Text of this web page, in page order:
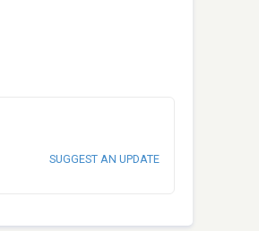
SUGGEST AN UPDATE